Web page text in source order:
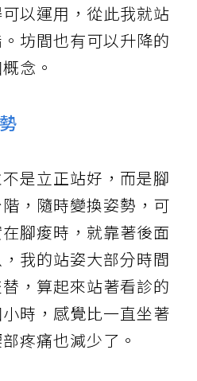
以運用，從此我就站
坊間也有可以升降的
念。
是立正站好，而是腳
，隨時變換姿勢，可
腳痠時，就靠著後面
我的站姿大部分時間
，算起來站著看診的
時，感覺比一直坐著
疼痛也減少了。